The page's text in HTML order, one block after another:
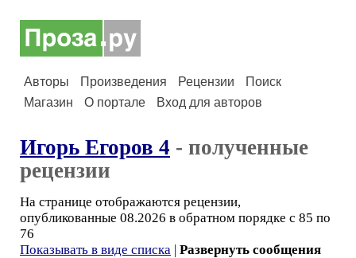
Авторы Произведения Рецензии
Поиск
Магазин
О портале Вход для авторов
Игорь Егоров 4 - полученные
рецензии
На странице отображаются рецензии,
опубликованные 08.2026 в обратном порядке с 85 по
76
Показывать в виде списка | Развернуть сообщения